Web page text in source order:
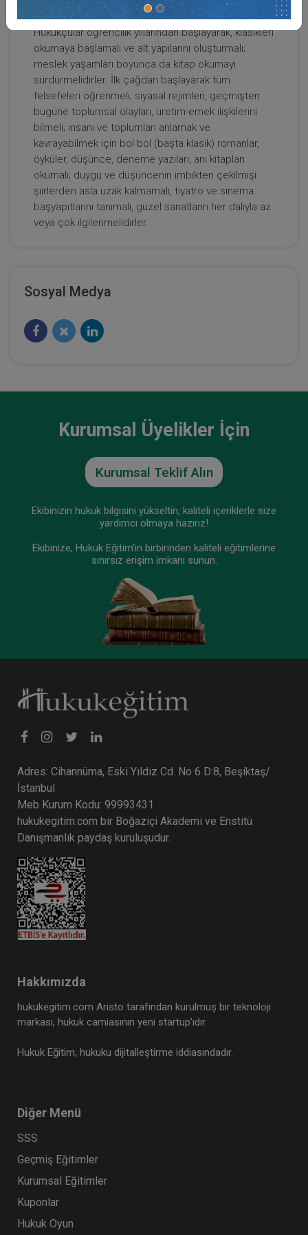
Tüketici Hukuku Enstitüsü
İş Sözleşmesi - III. İş Hukuku Kongresi - IV.
Oturum
İş Kazaları ve Meslek Hastalıkları - III. İş Hukuku
Kongresi - V. Oturum
360 TL
Tüketici Hukuku Enstitüsü
İş Hukukunda Genel Konular - III. İş Hukuku
Kongresi - II. Oturum
360 TL Sepete Ekle
Tüketici Hukuku Enstitüsü
360 TL
olarak yetiştirilmelidir.
Hukukçular öğrencilik yıllarından başlayarak, klasikleri
okumaya başlamalı ve alt yapılarını oluşturmalı;
meslek yaşamları boyunca da kitap okumayı
sürdürmelidirler. İlk çağdan başlayarak tüm
felsefeleri öğrenmeli; siyasal rejimleri, geçmişten
bugüne toplumsal olayları, üretim-emek ilişkilerini
bilmeli; insanı ve toplumları anlamak ve
kavrayabilmek için bol bol (başta klasik) romanlar,
öyküler, düşünce, deneme yazıları, anı kitapları
okumalı; duygu ve düşüncenin imbikten çekilmişi
şiirlerden asla uzak kalmamalı, tiyatro ve sinema
başyapıtlarını tanımalı, güzel sanatların her dalıyla az
veya çok ilgilenmelidirler.
Sosyal Medya
Kurumsal Üyelikler İçin
Kurumsal Teklif Alın
Ekibinizin hukuk bilgisini yükseltin, kaliteli içeriklerle size
yardımcı olmaya hazırız!
Ekibinize, Hukuk Eğitim’in birbirinden kaliteli eğitimlerine
sınırsız erişim imkanı sunun.
Adres: Cihannüma, Eski Yıldız Cd. No 6 D:8, Beşiktaş/
İstanbul
Meb Kurum Kodu: 99993431
hukukegitim.com bir Boğaziçi Akademi ve Enstitü
Danışmanlık paydaş kuruluşudur.
Hakkımızda
hukukegitim.com Aristo tarafından kurulmuş bir teknoloji
markası, hukuk camiasının yeni startup’ıdır.
Hukuk Eğitim, hukuku dijitalleştirme iddiasındadır.
Diğer Menü
SSS
Geçmiş Eğitimler
Kurumsal Eğitimler
Kuponlar
Hukuk Oyun